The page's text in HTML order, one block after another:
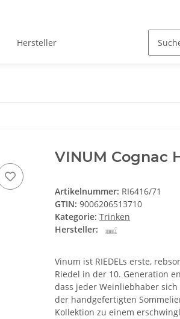
Hersteller
VINUM Cognac
Artikelnummer: RI6416/71
GTIN: 9006206513710
Kategorie: Trinken
Hersteller:
Vinum ist RIEDELs erste,
Riedel in der 10. Generation
dass jeder Weinliebhaber
der handgefertigten
Kollektion zu einem